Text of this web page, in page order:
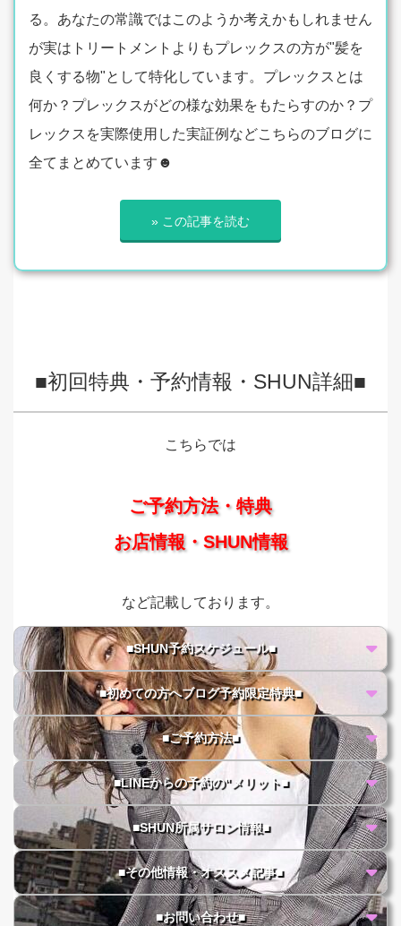
る。あなたの常識ではこのようか考えかもしれません
が実はトリートメントよりもプレックスの方が"髪を
良くする物"として特化しています。プレックスとは
何か？プレックスがどの様な効果をもたらすのか？プ
レックスを実際使用した実証例などこちらのブログに
全てまとめています☻
» この記事を読む
■初回特典・予約情報・SHUN詳細■
こちらでは
ご予約方法・特典
お店情報・SHUN情報
など記載しております。
■SHUN予約スケジュール■
■初めての方へブログ予約限定特典■
■ご予約方法■
■LINEからの予約の"メリット■
■SHUN所属サロン情報■
■その他情報・オススメ記事■
■お問い合わせ■